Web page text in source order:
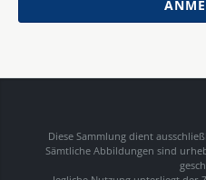
Diese Sammlung dient
Sämtliche Abbildungen sind